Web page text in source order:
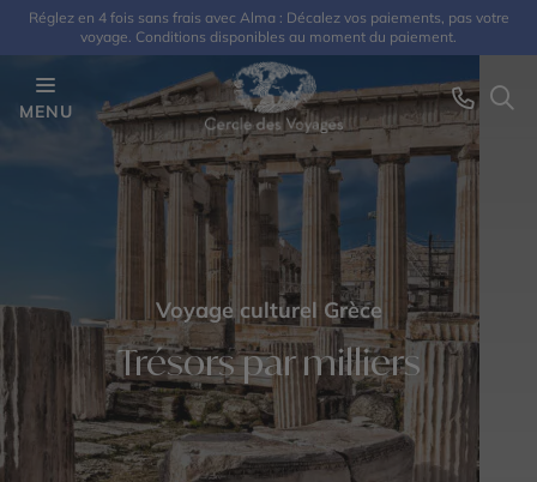
Réglez en 4 fois sans frais avec Alma : Décalez vos paiements, pas votre
voyage. Conditions disponibles au moment du paiement.
MENU
Voyage culturel Grèce
Trésors par milliers